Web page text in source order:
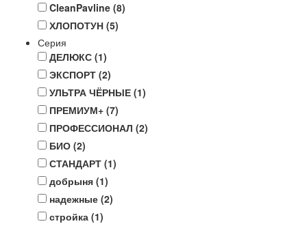
CleanPavline (8)
ХЛОПОТУН (5)
Серия
ДЕЛЮКС (1)
ЭКСПОРТ (2)
УЛЬТРА ЧЁРНЫЕ (1)
ПРЕМИУМ+ (7)
ПРОФЕССИОНАЛ (2)
БИО (2)
СТАНДАРТ (1)
добрыня (1)
надежные (2)
стройка (1)